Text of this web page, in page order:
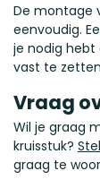
De montage
eenvoudig.
je nodig hebt
vast te
Vraag
Wil je graag
kruisstuk?
graag te